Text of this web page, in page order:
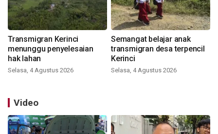
Transmigran Kerinci
menunggu penyelesaian
hak lahan
Selasa, 4 Agustus 2026
Semangat belajar anak
transmigran desa terpencil
Kerinci
Selasa, 4 Agustus 2026
Video